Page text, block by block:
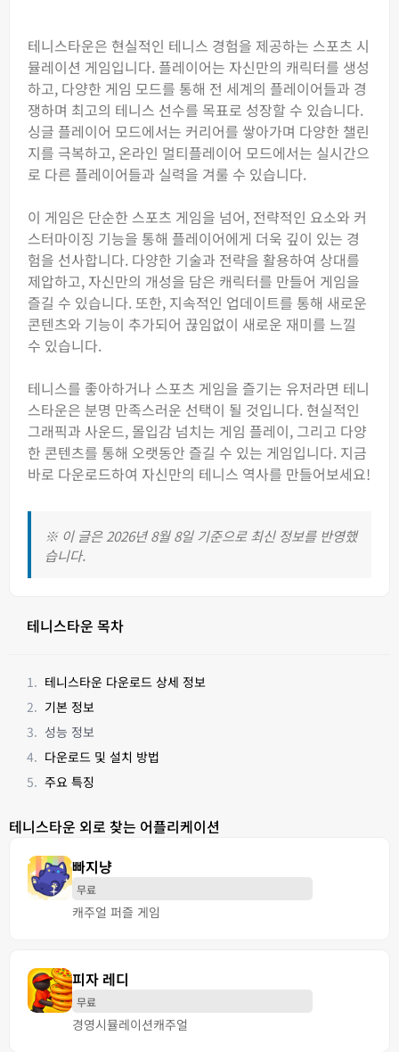
테니스타운은 현실적인 테니스 경험을 제공하는 스포츠 시
뮬레이션 게임입니다. 플레이어는 자신만의 캐릭터를 생성
하고, 다양한 게임 모드를 통해 전 세계의 플레이어들과 경
쟁하며 최고의 테니스 선수를 목표로 성장할 수 있습니다.
싱글 플레이어 모드에서는 커리어를 쌓아가며 다양한 챌린
지를 극복하고, 온라인 멀티플레이어 모드에서는 실시간으
로 다른 플레이어들과 실력을 겨룰 수 있습니다.
이 게임은 단순한 스포츠 게임을 넘어, 전략적인 요소와 커
스터마이징 기능을 통해 플레이어에게 더욱 깊이 있는 경
험을 선사합니다. 다양한 기술과 전략을 활용하여 상대를
제압하고, 자신만의 개성을 담은 캐릭터를 만들어 게임을
즐길 수 있습니다. 또한, 지속적인 업데이트를 통해 새로운
콘텐츠와 기능이 추가되어 끊임없이 새로운 재미를 느낄
수 있습니다.
테니스를 좋아하거나 스포츠 게임을 즐기는 유저라면 테니
스타운은 분명 만족스러운 선택이 될 것입니다. 현실적인
그래픽과 사운드, 몰입감 넘치는 게임 플레이, 그리고 다양
한 콘텐츠를 통해 오랫동안 즐길 수 있는 게임입니다. 지금
바로 다운로드하여 자신만의 테니스 역사를 만들어보세요!
※ 이 글은 2026년 8월 8일 기준으로 최신 정보를 반영했
습니다.
테니스타운 목차
테니스타운 다운로드 상세 정보
기본 정보
성능 정보
다운로드 및 설치 방법
주요 특징
테니스타운 외로 찾는 어플리케이션
빠지냥
무료
캐주얼 퍼즐 게임
피자 레디
무료
경영시뮬레이션캐주얼